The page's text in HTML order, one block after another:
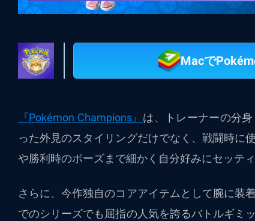
Macで
『Pokémon Champions』 は、トレーナーの分
った外見のスタイリングだけでなく、戦闘時に
や勝利時のポーズまで細かく自分好みにセッテ
さらに、今作独自のコアアイテムとして腕に装
でのシリーズでも屈指の人気を誇るバトルギミ